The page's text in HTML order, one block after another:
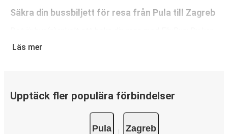
Säkra din bussbiljett för resa från Pula till Zagreb
boka din biljett på hemsidan eller i FlixBus-appen med
Google Pay eller Apple Pay. N/A.
Läs mer
Upptäck fler populära förbindelser
Pula Zagreb